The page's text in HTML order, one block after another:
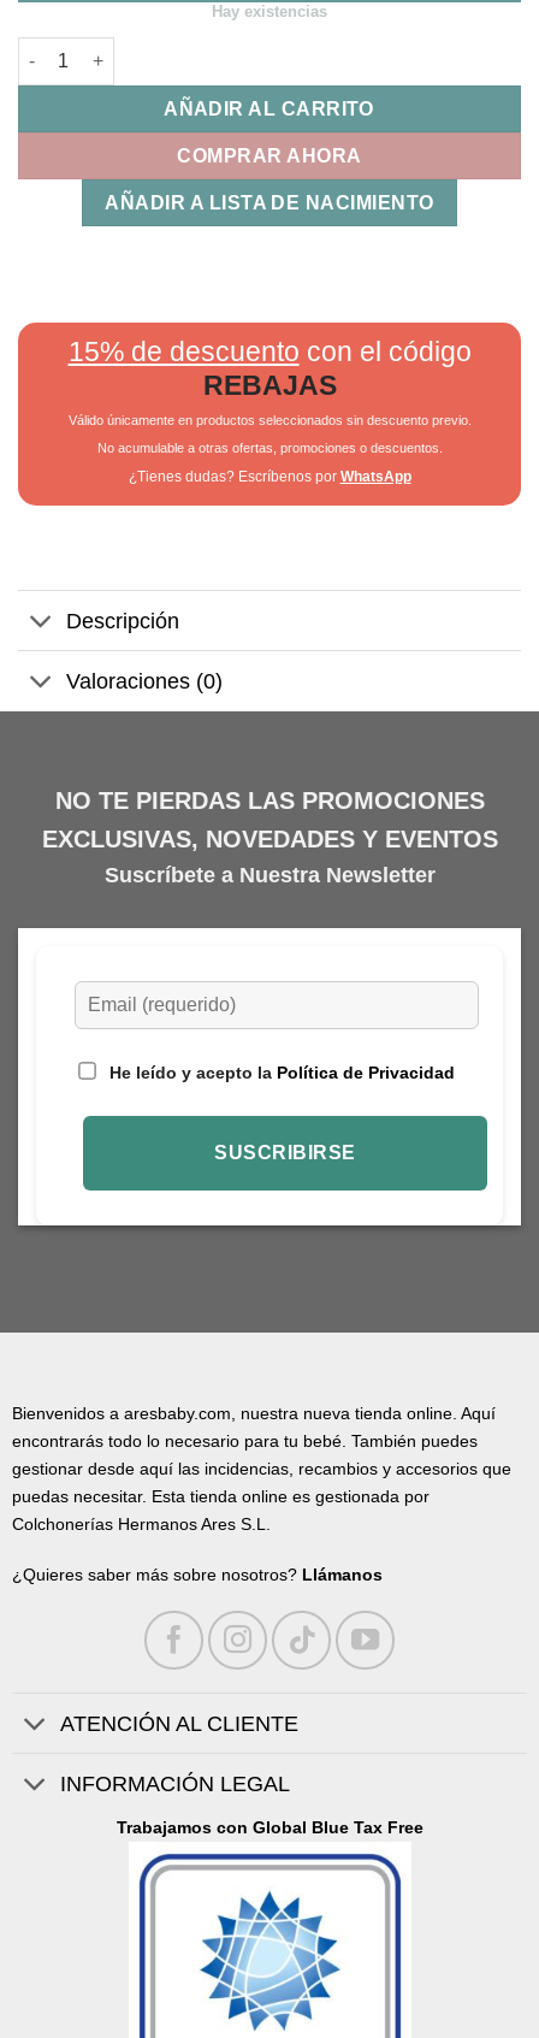
Hay existencias
Estuche Manicura Bebe Azul Kiokids cantidad
AÑADIR AL CARRITO
COMPRAR AHORA
AÑADIR A LISTA DE NACIMIENTO
15% de descuento con el código
REBAJAS
Válido únicamente en productos seleccionados sin descuento previo.
No acumulable a otras ofertas, promociones o descuentos.
¿Tienes dudas? Escríbenos por WhatsApp
Descripción
Valoraciones (0)
NO TE PIERDAS LAS PROMOCIONES
EXCLUSIVAS, NOVEDADES Y EVENTOS
Suscríbete a Nuestra Newsletter
He leído y acepto la Política de Privacidad
Bienvenidos a aresbaby.com, nuestra nueva tienda online. Aquí
encontrarás todo lo necesario para tu bebé. También puedes
gestionar desde aquí las incidencias, recambios y accesorios que
puedas necesitar. Esta tienda online es gestionada por
Colchonerías Hermanos Ares S.L.
¿Quieres saber más sobre nosotros? Llámanos
ATENCIÓN AL CLIENTE
INFORMACIÓN LEGAL
Trabajamos con Global Blue Tax Free